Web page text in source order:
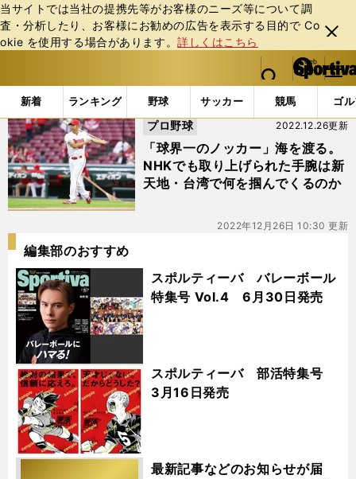
当サイトでは当社の提携先等がお客様のニーズ等について調
査・分析したり、お客様にお勧めの広告を表⽰する⽬的で Co
okie を使⽤する場合があります。詳しくはこちら
閉じ
る
web Sportiva (webスポルティーバ)
検索
マイペ
ー
ジ
メニュ
新着 ランキング 野球 サッカー 競馬 ゴ
b
ス
ポ
ル
テ
ィ
ー
バ
「#球辞苑」の最新ニュース・ 情報
「球界一のノッカー」海を渡る。
NHKでも取り上げられた手腕は新
天地・台湾で何を掴んでくるのか
2022.12.26更新
プロ野球
2022年12月26日 10:30 更新
編集部のおすすめ
スポルティーバ バレーボール
特集号 Vol.4 6月30日発売
スポルティーバ 部活特集号
3月16日発売
最新記事などのお知らせが届